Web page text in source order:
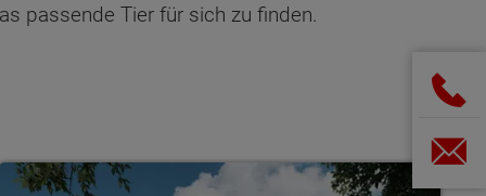
passende Tier für sich zu finden.